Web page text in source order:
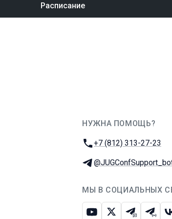
Расписание
НУЖНА ПОМОЩЬ?
Телефон:
+7 (812) 313-27-23
Телеграм:
МЫ В СОЦИАЛЬНЫХ